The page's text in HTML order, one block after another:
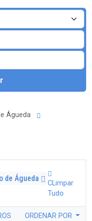
Águeda
de Águeda
CLimpar
Tudo
ORDENAR POR